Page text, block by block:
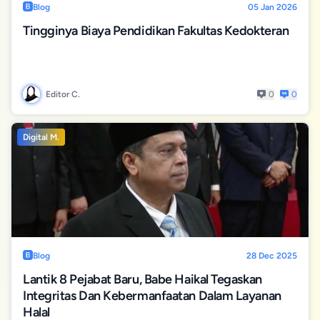
Blog 05 Jan 2026
Tingginya Biaya Pendidikan Fakultas Kedokteran
Editor C. 0 0
Digital M.
Blog 28 Dec 2025
Lantik 8 Pejabat Baru, Babe Haikal Tegaskan
Integritas Dan Kebermanfaatan Dalam Layanan
Halal